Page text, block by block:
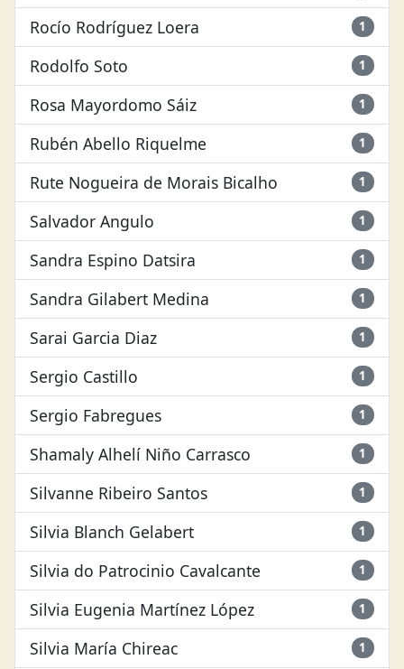
Rocío Rodríguez Loera 1
Rodolfo Soto 1
Rosa Mayordomo Sáiz 1
Rubén Abello Riquelme 1
Rute Nogueira de Morais Bicalho 1
Salvador Angulo 1
Sandra Espino Datsira 1
Sandra Gilabert Medina 1
Sarai Garcia Diaz 1
Sergio Castillo 1
Sergio Fabregues 1
Shamaly Alhelí Niño Carrasco 1
Silvanne Ribeiro Santos 1
Silvia Blanch Gelabert 1
Silvia do Patrocinio Cavalcante 1
Silvia Eugenia Martínez López 1
Silvia María Chireac 1